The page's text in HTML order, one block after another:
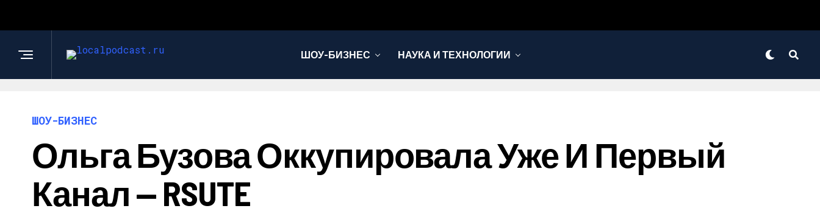
ШОУ-БИЗНЕС НАУКА И ТЕХНОЛОГИИ
ШОУ-БИЗНЕС
Ольга Бузова Оккупировала Уже И Первый
Канал — RSUTE